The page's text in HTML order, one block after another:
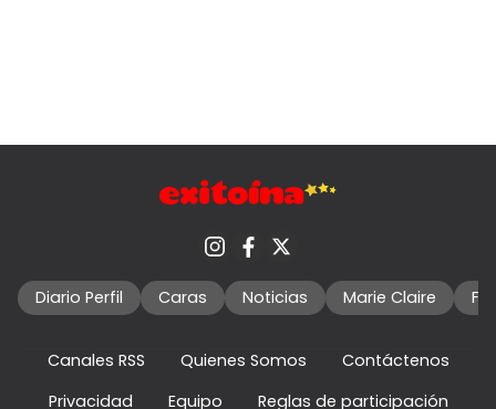
Diario Perfil Caras Noticias Marie Claire
Canales RSS Quienes Somos
Contáctenos
Privacidad
Equipo Reglas de participación